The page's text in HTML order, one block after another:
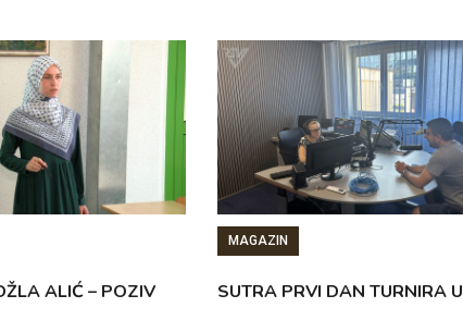
ALIĆ – POZIV
MAGAZIN
SUTRA PRVI DAN TURNIRA U